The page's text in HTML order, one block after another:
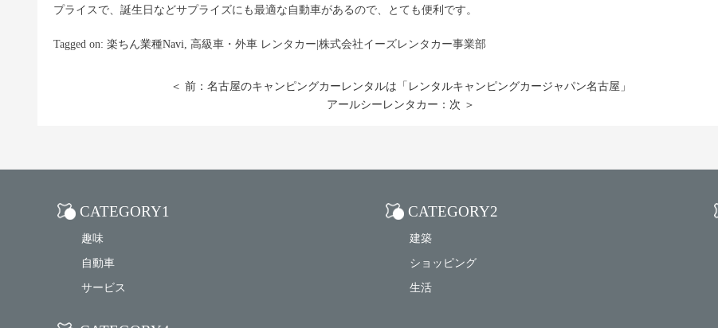
プライスで、誕生日などサプライズにも最適な自動車があるので、とても便利です。
Tagged on: 楽ちん業種Navi, 高級車・外車 レンタカー|株式会社イーズレンタカー事業部
＜ 前：名古屋のキャンピングカーレンタルは「レンタルキャンピングカージャパン名古屋」
アールシーレンタカー：次 ＞
CATEGORY1
趣味
自動車
サービス
CATEGORY2
建築
ショッピング
生活